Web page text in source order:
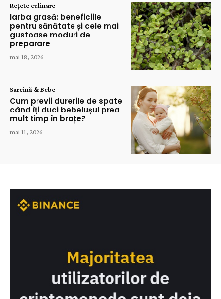
Rețete culinare
Iarba grasă: beneficiile
pentru sănătate și cele mai
gustoase moduri de
preparare
mai 18, 2026
Sarcină & Bebe
Cum previi durerile de spate
când îți duci bebelușul prea
mult timp în brațe?
mai 11, 2026